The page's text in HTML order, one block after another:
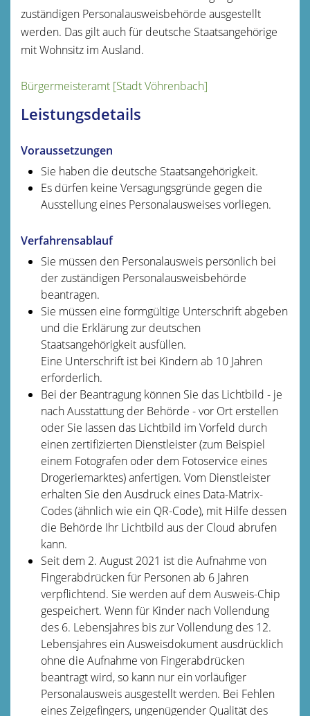
zuständigen Personalausweisbehörde ausgestellt
werden. Das gilt auch für deutsche Staatsangehörige
mit Wohnsitz im Ausland.
Bürgermeisteramt [Stadt Vöhrenbach]
Leistungsdetails
Voraussetzungen
Sie haben die deutsche Staatsangehörigkeit.
Es dürfen keine Versagungsgründe gegen die
Ausstellung eines Personalausweises vorliegen.
Verfahrensablauf
Sie müssen den Personalausweis persönlich bei
der zuständigen Personalausweisbehörde
beantragen.
Sie müssen eine formgültige Unterschrift abgeben
und die Erklärung zur deutschen
Staatsangehörigkeit ausfüllen.
Eine Unterschrift ist bei Kindern ab 10 Jahren
erforderlich.
Bei der Beantragung können Sie das Lichtbild - je
nach Ausstattung der Behörde - vor Ort erstellen
oder Sie lassen das Lichtbild im Vorfeld durch
einen zertifizierten Dienstleister (zum Beispiel
einem Fotografen oder dem Fotoservice eines
Drogeriemarktes) anfertigen. Vom Dienstleister
erhalten Sie den Ausdruck eines Data-Matrix-
Codes (ähnlich wie ein QR-Code), mit Hilfe dessen
die Behörde Ihr Lichtbild aus der Cloud abrufen
kann.
Seit dem 2. August 2021 ist die Aufnahme von
Fingerabdrücken für Personen ab 6 Jahren
verpflichtend. Sie werden auf dem Ausweis-Chip
gespeichert. Wenn für Kinder nach Vollendung
des 6. Lebensjahres bis zur Vollendung des 12.
Lebensjahres ein Ausweisdokument ausdrücklich
ohne die Aufnahme von Fingerabdrücken
beantragt wird,so kann nur ein vorläufiger
Personalausweis ausgestellt werden. Bei Fehlen
eines Zeigefingers, ungenügender Qualität des